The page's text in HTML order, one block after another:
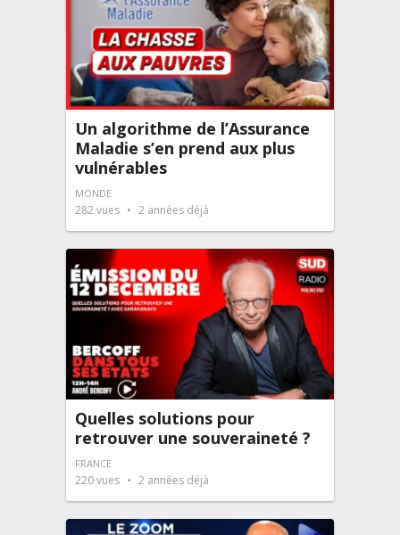
Un algorithme de l’Assurance
Maladie s’en prend aux plus
vulnérables
MONDE
282vues 2 années déjà
Quelles solutions pour
retrouver une souveraineté ?
FRANCE
220vues 2 années déjà